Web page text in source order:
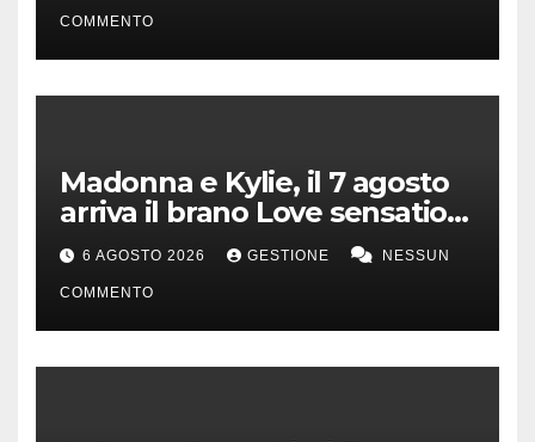
COMMENTO
Madonna e Kylie, il 7 agosto
arriva il brano Love sensation
(Afterhours mix)
6 AGOSTO 2026 GESTIONE NESSUN
COMMENTO